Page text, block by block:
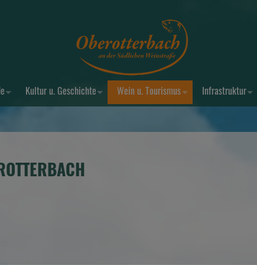
Kultur u. Geschichte Wein u. Tourismus Infrastruktur